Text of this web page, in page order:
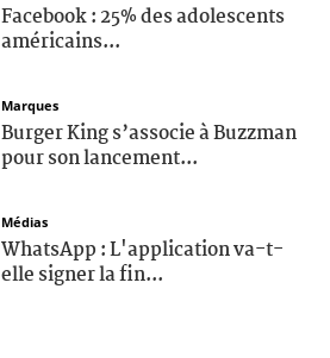
Facebook : 25% des adolescents
américains...
Marques
Burger King s’associe à Buzzman
pour son lancement...
Médias
WhatsApp : L'application va-t-
elle signer la fin...